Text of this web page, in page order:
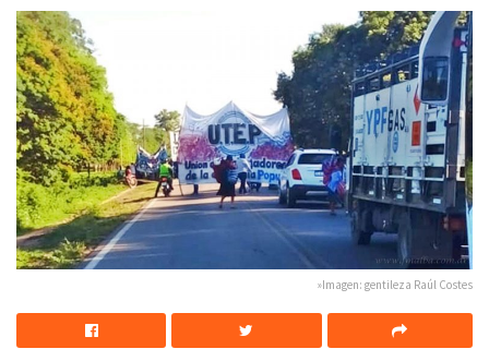
»Imagen: gentileza Raúl Costes